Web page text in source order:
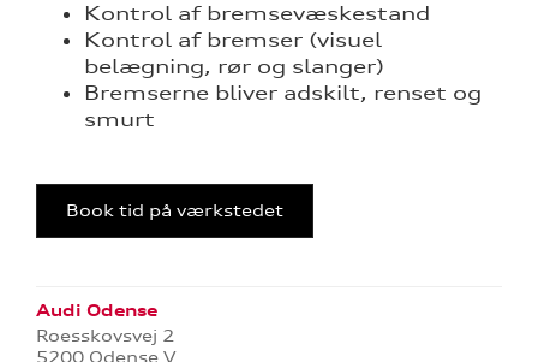
Kontrol af bremsevæskestand
Kontrol af bremser (visuel
belægning, rør og slanger)
Bremserne bliver adskilt, renset og
smurt
Book tid på værkstedet
Audi Odense
Roesskovsvej 2
5200 Odense V